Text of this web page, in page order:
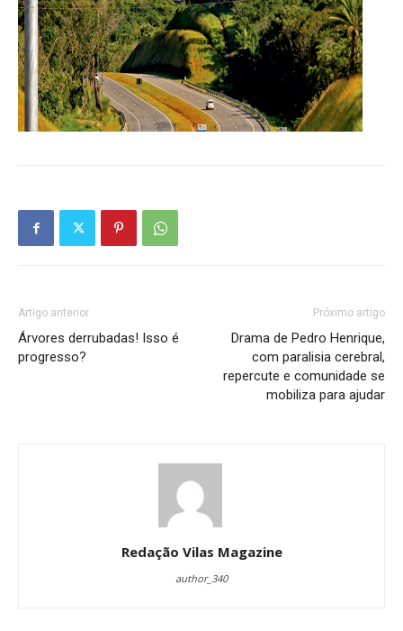
Artigo anterior
Árvores derrubadas! Isso é
progresso?
Próximo artigo
Drama de Pedro Henrique,
com paralisia cerebral,
repercute e comunidade se
mobiliza para ajudar
Redação Vilas Magazine
author_340